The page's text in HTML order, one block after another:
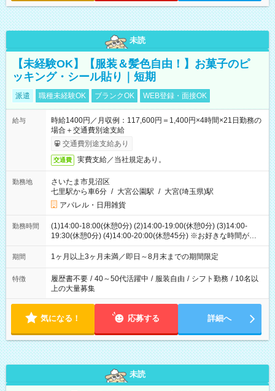
未読
【未経験OK】【服装＆髪色自由！】お菓子のピ
ッキング・シール貼り｜短期
派遣 職種未経験OK ブランクOK WEB登録・面接OK
給与
時給1400円／月収例：117,600円＝1,400円×4時間×21日勤務の
場合＋交通費別途支給
交通費別途支給あり
交通費 実費支給／当社規定あり。
勤務地
さいたま市見沼区
七里駅から車6分 / 大宮公園駅 / 大宮(埼玉県)駅
アパレル・日用雑貨
勤務時間
(1)14:00-18:00(休憩0分) (2)14:00-19:00(休憩0分) (3)14:00-
19:30(休憩0分) (4)14:00-20:00(休憩45分) ※お好きな時間が選べ
ます
期間 1ヶ月以上3ヶ月未満／即日～8月末までの期間限定
特徴 履歴書不要 / 40～50代活躍中 / 服装自由 / シフト勤務 / 10名以
上の大量募集
気になる！ 応募する 詳細へ
未読